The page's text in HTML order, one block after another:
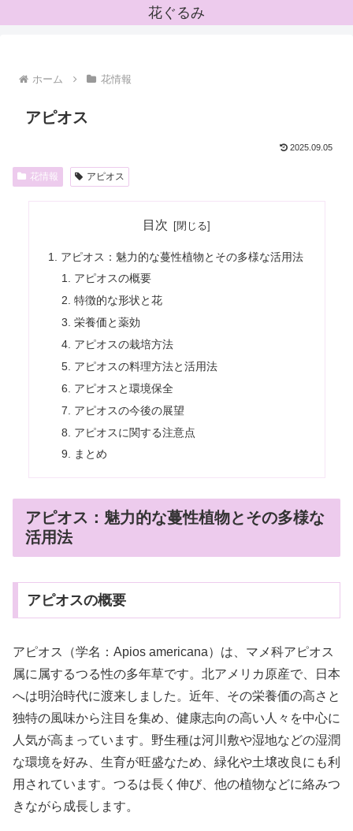
花ぐるみ
ホーム 花情報
アピオス
2025.09.05
花情報 アピオス
目次
アピオス：魅力的な蔓性植物とその多様な活用法
アピオスの概要
特徴的な形状と花
栄養価と薬効
アピオスの栽培方法
アピオスの料理方法と活用法
アピオスと環境保全
アピオスの今後の展望
アピオスに関する注意点
まとめ
アピオス：魅力的な蔓性植物とその多様な
活用法
アピオスの概要
アピオス（学名：Apios americana）は、マメ科アピオス
属に属するつる性の多年草です。北アメリカ原産で、日本
へは明治時代に渡来しました。近年、その栄養価の高さと
独特の風味から注目を集め、健康志向の高い人々を中心に
人気が高まっています。野生種は河川敷や湿地などの湿潤
な環境を好み、生育が旺盛なため、緑化や土壌改良にも利
用されています。つるは長く伸び、他の植物などに絡みつ
きながら成長します。